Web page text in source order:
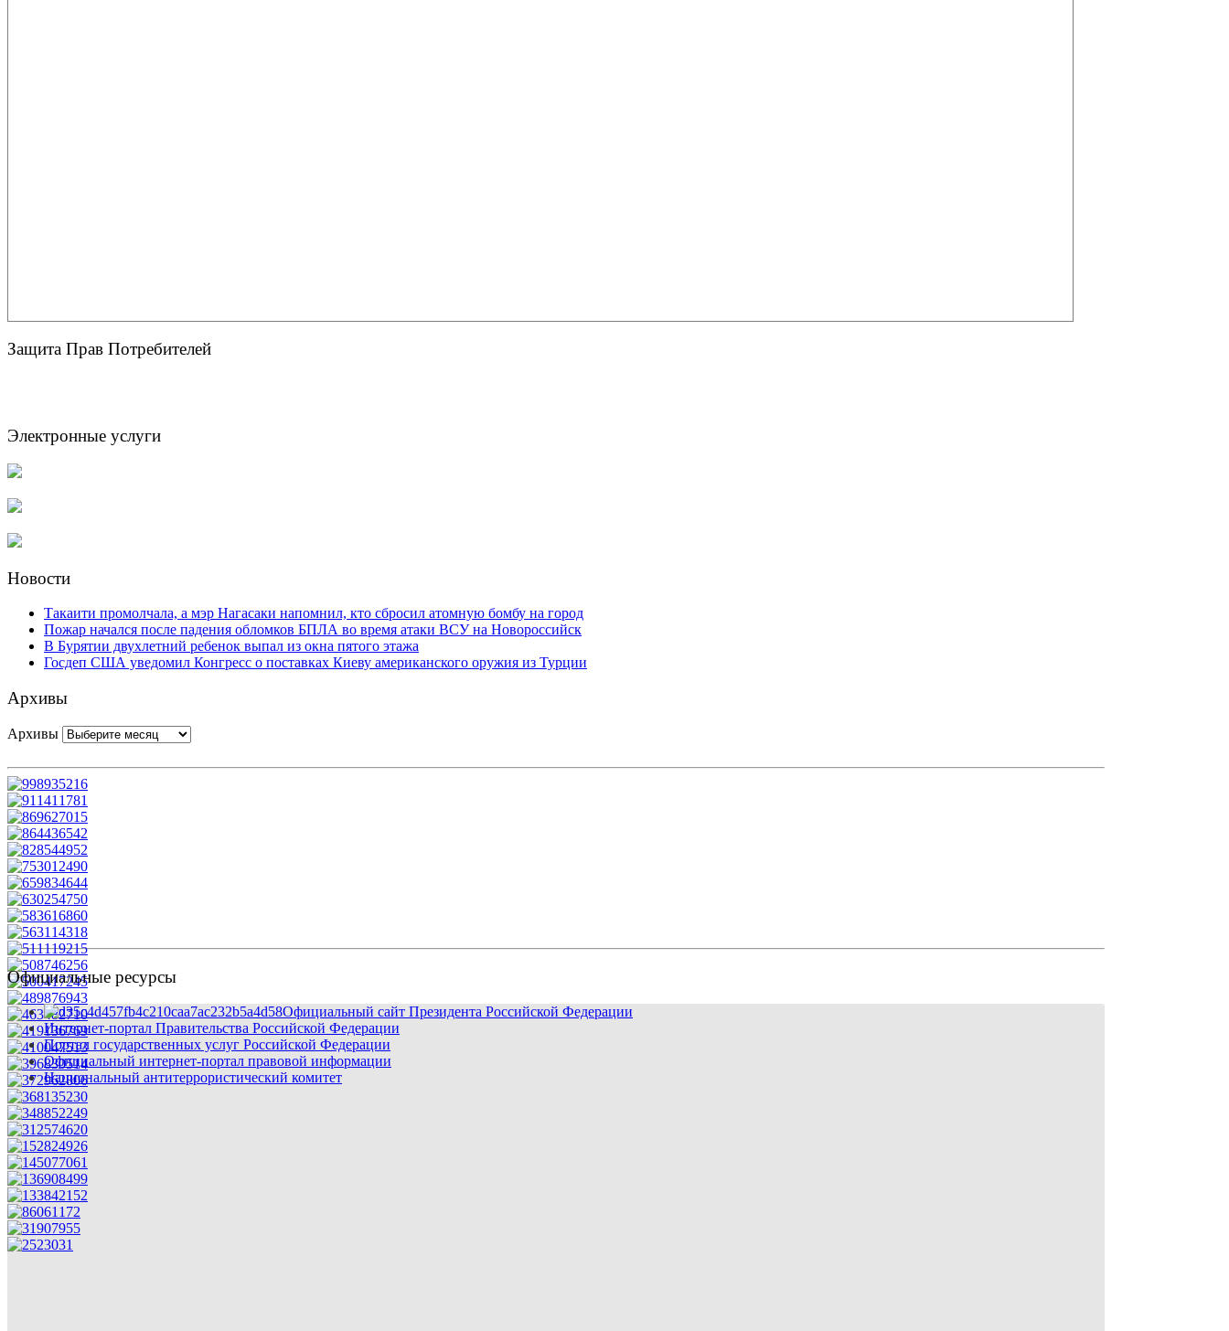
Защита Прав Потребителей
Электронные услуги
Новости
Такаити промолчала, а мэр Нагасаки напомнил, кто сбросил атомную бомбу на город
Пожар начался после падения обломков БПЛА во время атаки ВСУ на Новороссийск
В Бурятии двухлетний ребенок выпал из окна пятого этажа
Госдеп США уведомил Конгресс о поставках Киеву американского оружия из Турции
Архивы
Архивы
Официальные ресурсы
Официальный сайт Президента Российской Федерации
Интернет-портал Правительства Российской Федерации
Портал государственных услуг Российской Федерации
Официальный интернет-портал правовой информации
Национальный антитеррористический комитет